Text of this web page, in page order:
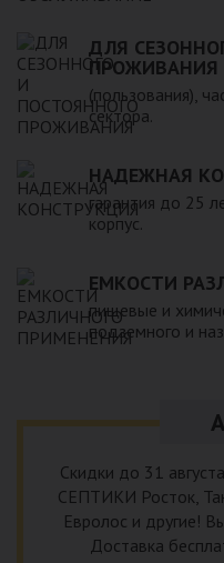
ДЛЯ
ПРОЖИВАНИЯ
(пользования),
сектора.
НАДЕЖНАЯ
гарантия до 25
корпус.
ЕМКОСТИ
пищевые и
подземного и
Скидки до 31
СЕПТИКИ Росток,
Евролос и другие!
Доставка